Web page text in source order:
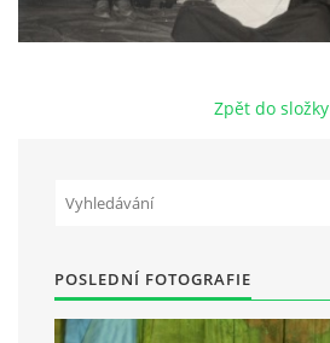
FOTOALBUM
ČLENOVÉ - SOUČASNOST
DOKUMENTY OVJK
Zpět do složky
POSLEDNÍ FOTOGRAFIE